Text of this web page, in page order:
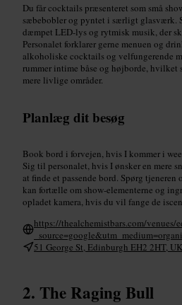
Du får cocktails præsenteret som små
sæbebobler og pyntet i særligt glasværk.
dæmpet LED-lys og rytmisk musik, der
Personalet forklarer gerne menuen og
alkoholiske cocktails og velfungerende
rummer intime båse og højborde, hvilket
mere livlige områder.
Planlæg dit besøg
Book bord i forvejen, hvis I kommer i
Sig til personalet, hvis I ønsker en mere
at finde et passende bord. Spørg
kan fortælle om show-elementerne og
opladet kamera, hvis du vil fange de
https://thealchemistbars.com/venues/
51 George St, Edinburgh EH2 2HT, UK
The Raging Bull